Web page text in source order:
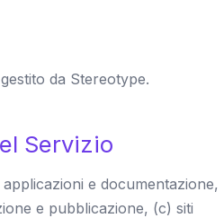
da Stereotype.
Servizio
e documentazione,
e pubblicazione, (c) siti